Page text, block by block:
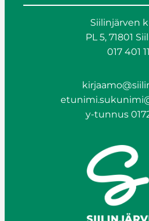
Siilinjärven
PL 5, 71801
017 401
y-tunnus